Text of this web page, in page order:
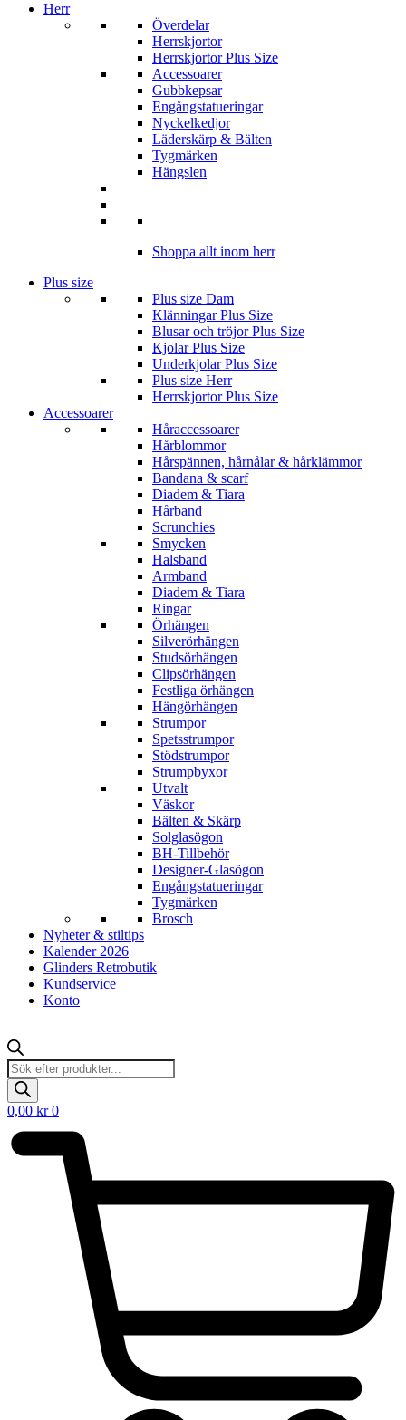
Herr
Överdelar
Herrskjortor
Herrskjortor Plus Size
Accessoarer
Gubbkepsar
Engångstatueringar
Nyckelkedjor
Läderskärp & Bälten
Tygmärken
Hängslen
Shoppa allt inom herr
Plus size
Plus size Dam
Klänningar Plus Size
Blusar och tröjor Plus Size
Kjolar Plus Size
Underkjolar Plus Size
Plus size Herr
Herrskjortor Plus Size
Accessoarer
Håraccessoarer
Hårblommor
Hårspännen, hårnålar & hårklämmor
Bandana & scarf
Diadem & Tiara
Hårband
Scrunchies
Smycken
Halsband
Armband
Diadem & Tiara
Ringar
Örhängen
Silverörhängen
Studsörhängen
Clipsörhängen
Festliga örhängen
Hängörhängen
Strumpor
Spetsstrumpor
Stödstrumpor
Strumpbyxor
Utvalt
Väskor
Bälten & Skärp
Solglasögon
BH-Tillbehör
Designer-Glasögon
Engångstatueringar
Tygmärken
Brosch
Nyheter & stiltips
Kalender 2026
Glinders Retrobutik
Kundservice
Konto
Products
search
0,00 kr 0